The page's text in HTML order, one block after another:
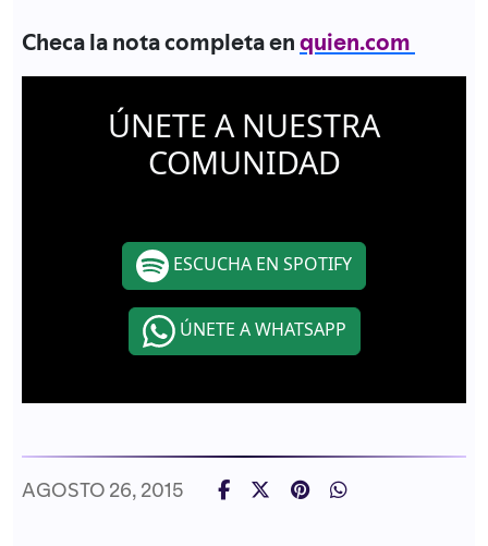
Checa la nota completa enquien.com
ÚNETE A NUESTRA
COMUNIDAD
ESCUCHA EN SPOTIFY
ÚNETE A WHATSAPP
AGOSTO 26, 2015